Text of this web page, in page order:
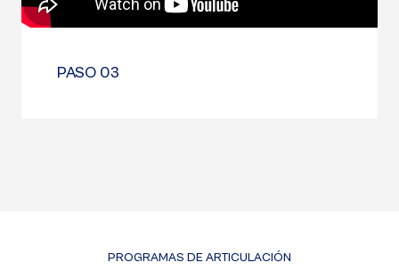
PASO 03
PROGRAMAS DE ARTICULACIÓN